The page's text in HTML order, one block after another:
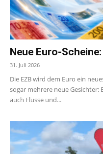
Neue Euro-
31. Juli 2026
Die EZB wird dem Euro ein
sogar mehrere neue Gesichter:
auch Flüsse und...